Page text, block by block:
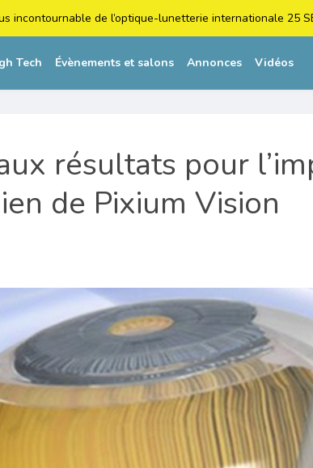
incontournable de l’optique-lunetterie internationale 25
Tech Évènements et salons Annonces Vidéos
résultats pour
de Pixium Vision